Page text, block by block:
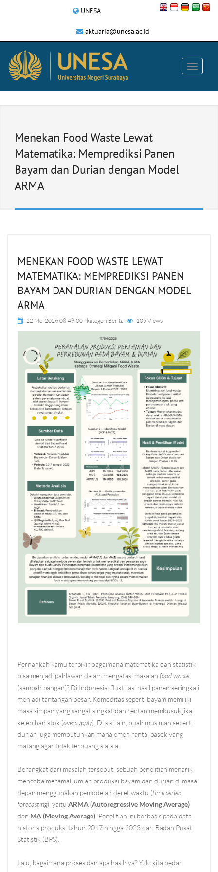
UNESA
aktuaria@unesa.ac.id
Menekan Food Waste Lewat
Matematika: Memprediksi Panen
Bayam dan Durian dengan Model
ARMA
MENEKAN FOOD WASTE LEWAT
MATEMATIKA: MEMPREDIKSI PANEN
BAYAM DAN DURIAN DENGAN MODEL
ARMA
22 Mei 2026 08:49:00- kategori Berita 105 Views
Pernahkah kamu terpikir bagaimana matematika dan statistik
bisa menjadi pahlawan dalam mengatasi masalah food waste
(sampah pangan)? Di Indonesia, fluktuasi hasil panen seringkali
menjadi tantangan besar. Komoditas seperti bayam memiliki
masa simpan yang sangat singkat dan rentan membusuk jika
kelebihan stok (oversupply). Di sisi lain, buah musiman seperti
durian juga membutuhkan manajemen rantai pasok yang
matang agar tidak terbuang sia-sia.
Berangkat dari masalah tersebut, sebuah penelitian menarik
mencoba meramal jumlah produksi bayam dan durian di masa
depan menggunakan pemodelan deret waktu (time series
forecasting), yaitu ARMA (Autoregressive Moving Average)
dan MA (Moving Average) . Penelitian ini berbasis pada data
historis produksi tahun 2017 hingga 2023 dari Badan Pusat
Statistik (BPS).
Lalu, bagaimana proses dan apa hasilnya? Yuk, kita bedah